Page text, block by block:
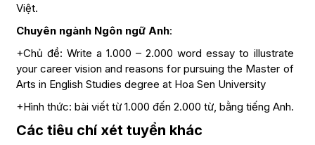
Việt.
Chuyên ngành Ngôn ngữ Anh:
+Chủ đề: Write a 1.000 – 2.000 word essay to illustrate
your career vision and reasons for pursuing the Master of
Arts in English Studies degree at Hoa Sen University
+Hình thức: bài viết từ 1.000 đến 2.000 từ, bằng tiếng Anh.
Các tiêu chí xét tuyển khác